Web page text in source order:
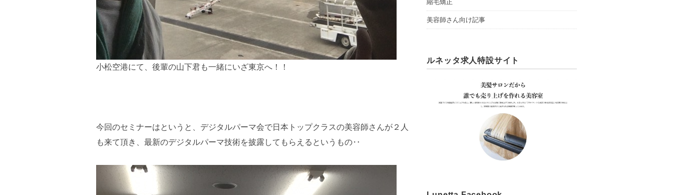
小松空港にて、後輩の山下君も一緒にいざ東京へ！！
今回のセミナーはというと、デジタルパーマ会で日本トップクラスの美容師さんが２人
も来て頂き、最新のデジタルパーマ技術を披露してもらえるというもの‥
縮毛矯正
美容師さん向け記事
ルネッタ求人特設サイト